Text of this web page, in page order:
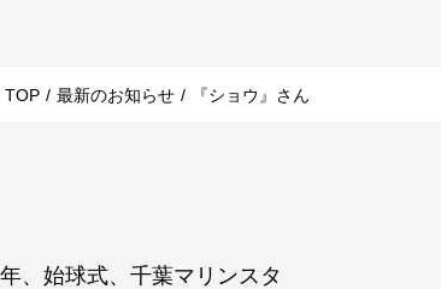
TOP / 最新のお知らせ / 『ショウ』さん
、始球式、千葉マリンスタ